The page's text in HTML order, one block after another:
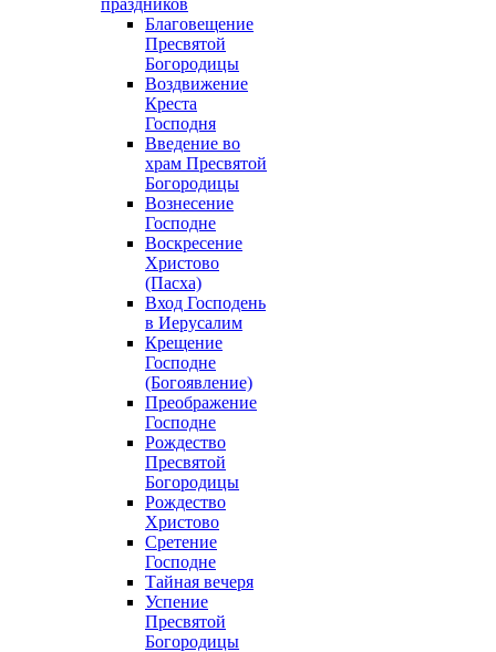
праздников
Благовещение
Пресвятой
Богородицы
Воздвижение
Креста
Господня
Введение во
храм Пресвятой
Богородицы
Вознесение
Господне
Воскресение
Христово
(Пасха)
Вход Господень
в Иерусалим
Крещение
Господне
(Богоявление)
Преображение
Господне
Рождество
Пресвятой
Богородицы
Рождество
Христово
Сретение
Господне
Тайная вечеря
Успение
Пресвятой
Богородицы